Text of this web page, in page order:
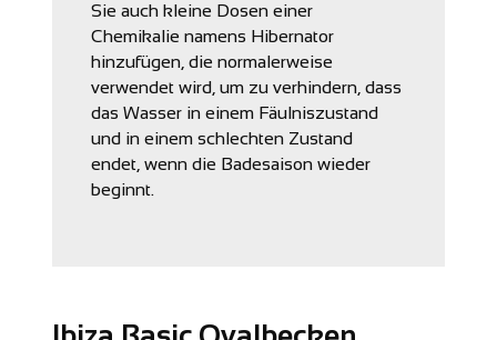
Sie auch kleine Dosen einer
Chemikalie namens Hibernator
hinzufügen, die normalerweise
verwendet wird, um zu verhindern, dass
das Wasser in einem Fäulniszustand
und in einem schlechten Zustand
endet, wenn die Badesaison wieder
beginnt.